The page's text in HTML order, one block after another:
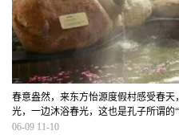
春意盎然，来东方怡源度假村感受春
光，一边沐浴春光，这也是孔子所谓
雩，咏而归。”
06-09 11-10